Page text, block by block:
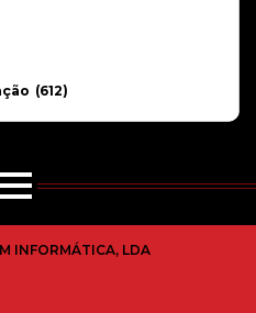
(612)
INFORMÁTICA, LDA